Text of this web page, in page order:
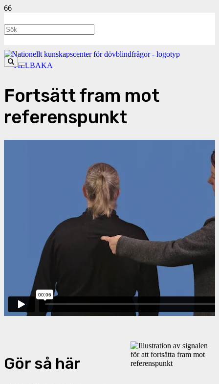
<- TILLBAKA
Fortsätt fram mot
referenspunkt
Gör så här